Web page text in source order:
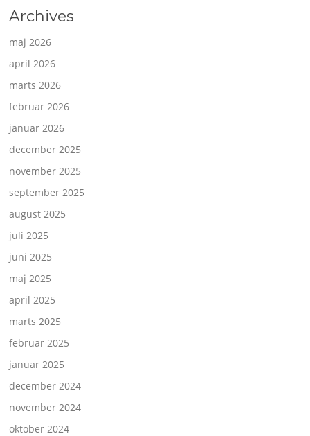
Archives
maj 2026
april 2026
marts 2026
februar 2026
januar 2026
december 2025
november 2025
september 2025
august 2025
juli 2025
juni 2025
maj 2025
april 2025
marts 2025
februar 2025
januar 2025
december 2024
november 2024
oktober 2024